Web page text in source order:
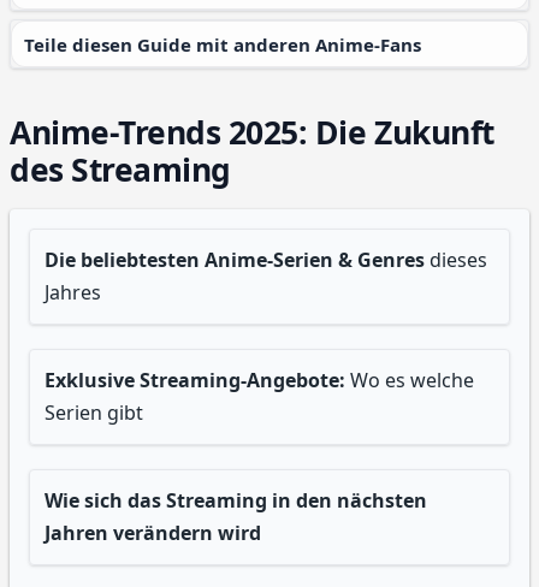
Teile diesen Guide mit anderen Anime-Fans
Anime-Trends 2025: Die Zukunft
des Streaming
Die beliebtesten Anime-Serien & Genresdieses
Jahres
Exklusive Streaming-Angebote: Wo es welche
Serien gibt
Wie sich das Streaming in den nächsten
Jahren verändern wird